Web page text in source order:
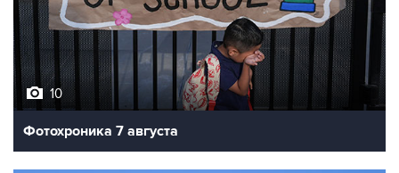
10
Фотохроника 7 августа